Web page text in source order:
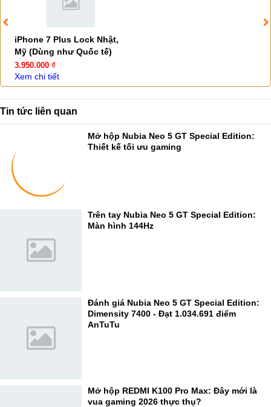
iPhone 7 Plus Lock Nhật,
Mỹ (Dùng như Quốc tế)
3.950.000 ₫
Xem chi tiết
Tin tức liên quan
Mở hộp Nubia Neo 5 GT Special Edition:
Thiết kế tối ưu gaming
Trên tay Nubia Neo 5 GT Special Edition:
Màn hình 144Hz
Đánh giá Nubia Neo 5 GT Special Edition:
Dimensity 7400 - Đạt 1.034.691 điểm
AnTuTu
Mở hộp REDMI K100 Pro Max: Đây mới là
vua gaming 2026 thực thụ?